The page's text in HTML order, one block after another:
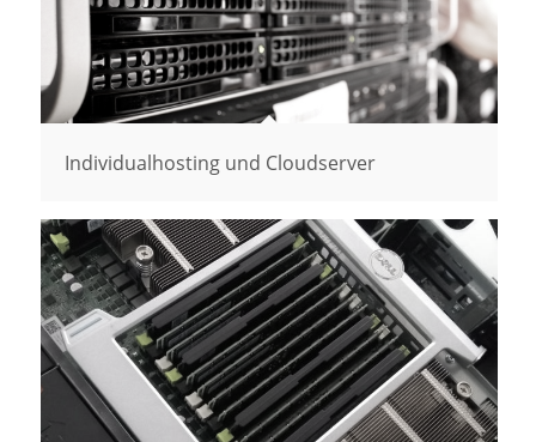
Individualhosting und Cloudserver